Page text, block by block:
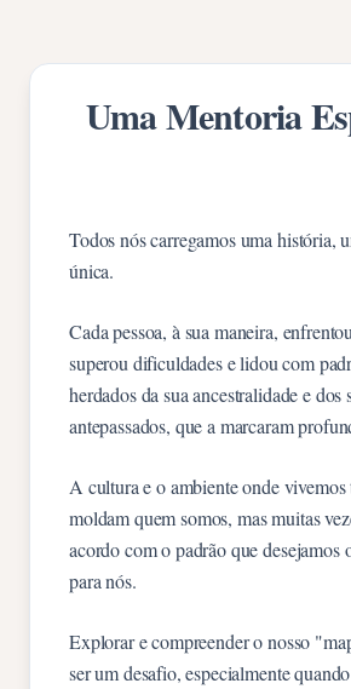
Uma Mentoria
Todos nós carregamos uma história,
única.
Cada pessoa, à sua maneira,
superou dificuldades e lidou com
herdados da sua ancestralidade e dos
antepassados, que a marcaram
A cultura e o ambiente onde vivemos
moldam quem somos, mas muitas
acordo com o padrão que desejamos
para nós.
Explorar e compreender o nosso
ser um desafio, especialmente